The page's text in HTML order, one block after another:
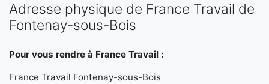
Adresse physique de France Travail de
Fontenay-sous-Bois
Pour vous rendre à France Travail :
France Travail Fontenay-sous-Bois